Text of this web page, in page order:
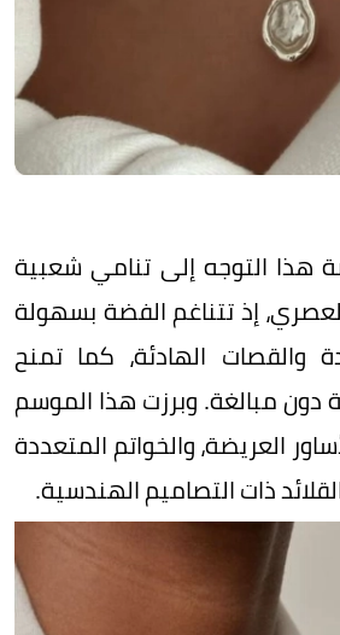
هذا التوجه إلى تنامي شعبية
إذ تتناغم الفضة بسهولة
والقصات الهادئة، كما تمنح
دون مبالغة. وبرزت هذا الموسم
العريضة، والخواتم المتعددة
ذات التصاميم الهندسية.